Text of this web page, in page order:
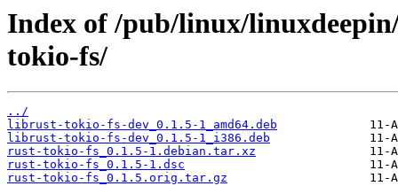
Index of /pub/linux/
tokio-fs/
../
librust-tokio-fs-dev_0.1.5-1_amd64.deb
librust-tokio-fs-dev_0.1.5-1_i386.deb
rust-tokio-fs_0.1.5-1.debian.tar.xz
rust-tokio-fs_0.1.5-1.dsc
rust-tokio-fs_0.1.5.orig.tar.gz